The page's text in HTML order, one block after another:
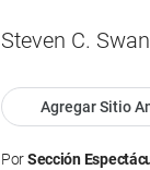
Steven C.
Agregar Sitio
PorSección